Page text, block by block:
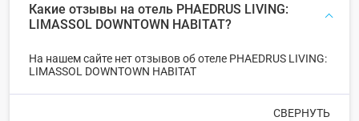
Какие отзывы на отель PHAEDRUS LIVING:
LIMASSOL DOWNTOWN HABITAT?
На нашем сайте нет отзывов об отеле PHAEDRUS LIVING:
LIMASSOL DOWNTOWN HABITAT
СВЕРНУТЬ